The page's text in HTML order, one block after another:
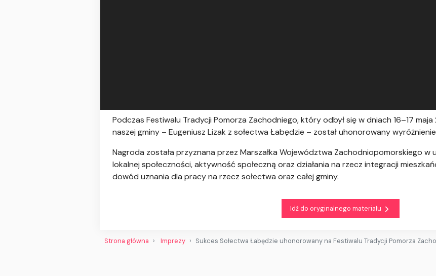
Podczas Festiwalu Tradycji Pomorza Zachodniego, który odbył się w dniach 16–17
naszej gminy – Eugeniusz Lizak z sołectwa Łabędzie – został uhonorowany
Nagroda została przyznana przez Marszałka Województwa Zachodniopomorskiego w
lokalnej społeczności, aktywność społeczną oraz działania na rzecz integracji
dowód uznania dla pracy na rzecz sołectwa oraz całej gminy.
Idź do oryginalnego materiału
Strona główna Imprezy Sukces Sołectwa Łabędzie uhonorowany na Festiwalu Tradycji Pomorza